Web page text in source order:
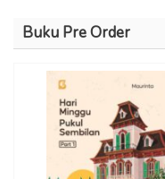
Buku Pre Order